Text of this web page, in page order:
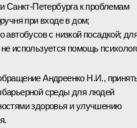
Санкт-Петербурга к проблемам
при входе в дом;
автобусов с низкой посадкой;
используется помощь
Андреенко Н.И.,
среды для людей
здоровья и улучшению